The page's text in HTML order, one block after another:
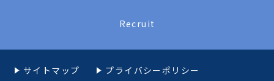
Recruit
サイトマップ プライバシーポリシー